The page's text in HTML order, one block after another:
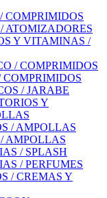
COMPRIMIDOS
ATOMIZADORES
Y VITAMINAS /
/ COMPRIMIDOS
/ JARABE
Y
/ AMPOLLAS
AMPOLLAS
/ SPLASH
/ PERFUMES
/ CREMAS Y